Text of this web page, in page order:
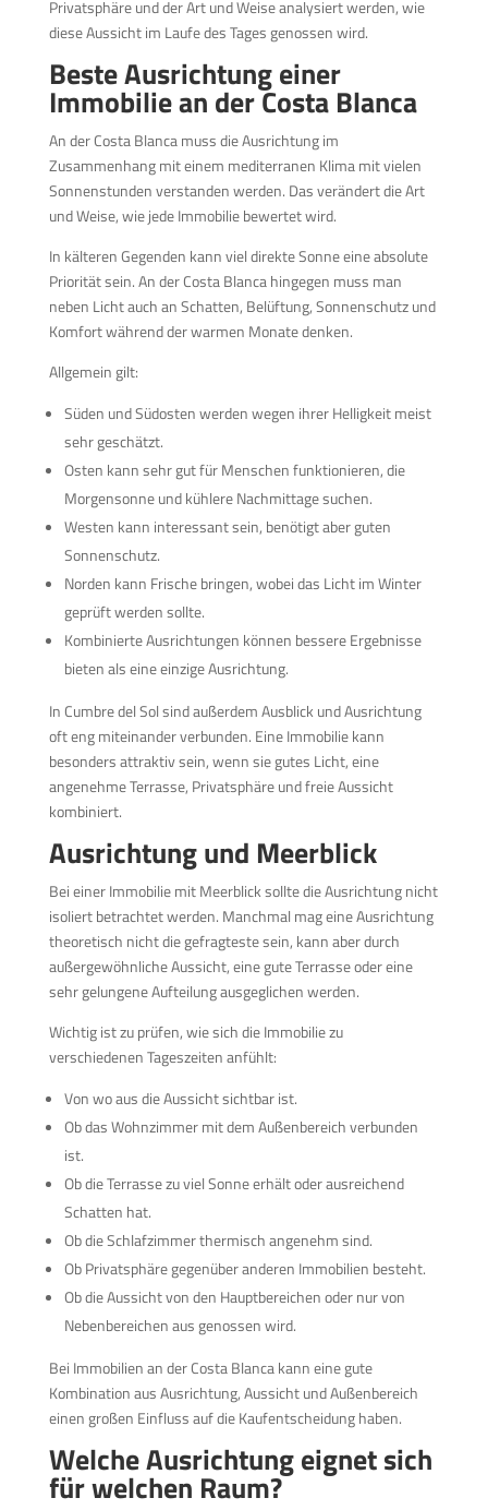
Privatsphäre und der Art und Weise analysiert werden, wie
diese Aussicht im Laufe des Tages genossen wird.
Beste Ausrichtung einer
Immobilie an der Costa Blanca
An der Costa Blanca muss die Ausrichtung im
Zusammenhang mit einem mediterranen Klima mit vielen
Sonnenstunden verstanden werden. Das verändert die Art
und Weise, wie jede Immobilie bewertet wird.
In kälteren Gegenden kann viel direkte Sonne eine absolute
Priorität sein. An der Costa Blanca hingegen muss man
neben Licht auch an Schatten, Belüftung, Sonnenschutz und
Komfort während der warmen Monate denken.
Allgemein gilt:
Süden und Südosten werden wegen ihrer Helligkeit meist
sehr geschätzt.
Osten kann sehr gut für Menschen funktionieren, die
Morgensonne und kühlere Nachmittage suchen.
Westen kann interessant sein, benötigt aber guten
Sonnenschutz.
Norden kann Frische bringen, wobei das Licht im Winter
geprüft werden sollte.
Kombinierte Ausrichtungen können bessere Ergebnisse
bieten als eine einzige Ausrichtung.
In Cumbre del Sol sind außerdem Ausblick und Ausrichtung
oft eng miteinander verbunden. Eine Immobilie kann
besonders attraktiv sein, wenn sie gutes Licht, eine
angenehme Terrasse, Privatsphäre und freie Aussicht
kombiniert.
Ausrichtung und Meerblick
Bei einer Immobilie mit Meerblick sollte die Ausrichtung nicht
isoliert betrachtet werden. Manchmal mag eine Ausrichtung
theoretisch nicht die gefragteste sein, kann aber durch
außergewöhnliche Aussicht, eine gute Terrasse oder eine
sehr gelungene Aufteilung ausgeglichen werden.
Wichtig ist zu prüfen, wie sich die Immobilie zu
verschiedenen Tageszeiten anfühlt:
Von wo aus die Aussicht sichtbar ist.
Ob das Wohnzimmer mit dem Außenbereich verbunden
ist.
Ob die Terrasse zu viel Sonne erhält oder ausreichend
Schatten hat.
Ob die Schlafzimmer thermisch angenehm sind.
Ob Privatsphäre gegenüber anderen Immobilien besteht.
Ob die Aussicht von den Hauptbereichen oder nur von
Nebenbereichen aus genossen wird.
Bei Immobilien an der Costa Blanca kann eine gute
Kombination aus Ausrichtung, Aussicht und Außenbereich
einen großen Einfluss auf die Kaufentscheidung haben.
Welche Ausrichtung eignet sich
für welchen Raum?